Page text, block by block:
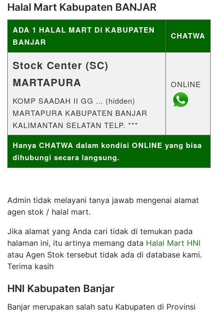
Halal Mart Kabupaten BANJAR
ADA 1 HALAL MART DI KABUPATEN
BANJAR
CHATWA
Stock Center (SC)
MARTAPURA
KOMP SAADAH II GG ... (hidden)
MARTAPURA KABUPATEN BANJAR
KALIMANTAN SELATAN TELP. ***
ONLINE
Hanya CHATWA dalam kondisi ONLINE yang bisa
dihubungi secara langsung.
Admin tidak melayani tanya jawab mengenai alamat
agen stok / halal mart.
Jika alamat yang Anda cari tidak di temukan pada
halaman ini, itu artinya memang data Halal Mart HNI
atau Agen Stok tersebut tidak ada di database kami.
Terima kasih
HNI Kabupaten Banjar
Banjar merupakan salah satu Kabupaten di Provinsi